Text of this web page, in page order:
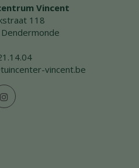
Vincent
118
vincent.be